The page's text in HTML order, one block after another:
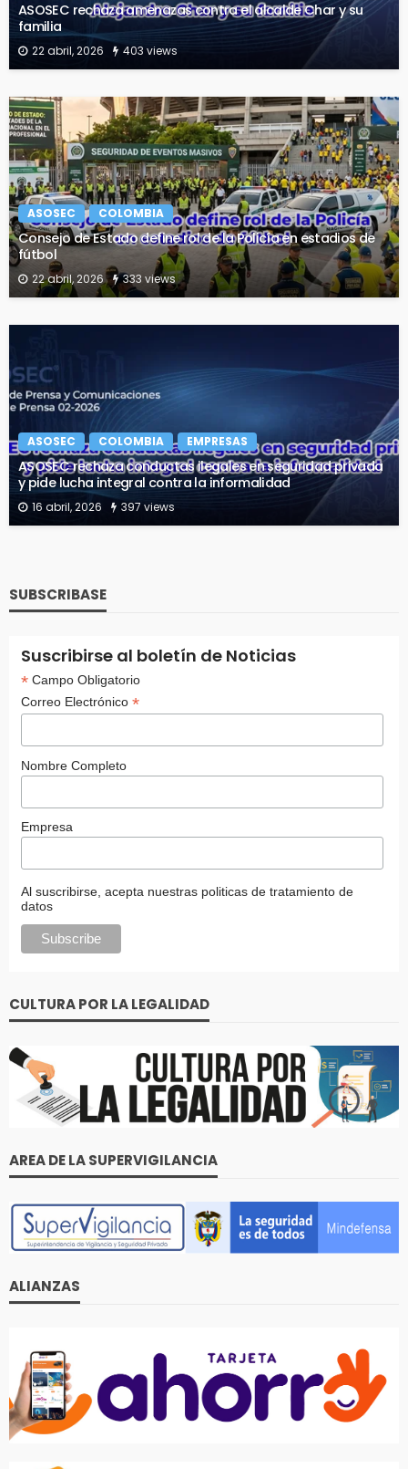
ASOSEC rechaza amenazas contra el alcalde Char y su
familia
22 abril, 2026 403 views
ASOSEC COLOMBIA
Consejo de Estado define rol de la Policía en estadios de
fútbol
22 abril, 2026 333 views
ASOSEC COLOMBIA EMPRESAS
ASOSEC rechaza conductas ilegales en seguridad privada
y pide lucha integral contra la informalidad
16 abril, 2026 397 views
SUBSCRIBASE
Suscribirse al boletín de Noticias
*Campo Obligatorio
Correo Electrónico *
Nombre Completo
Empresa
Al suscribirse, acepta nuestras politicas de tratamiento de
datos
CULTURA POR LA LEGALIDAD
AREA DE LA SUPERVIGILANCIA
ALIANZAS